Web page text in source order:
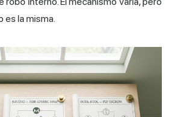
es la misma.